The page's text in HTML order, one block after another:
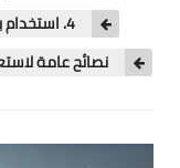
4. استخدام برامج استعادة البيانات
نصائح عامة